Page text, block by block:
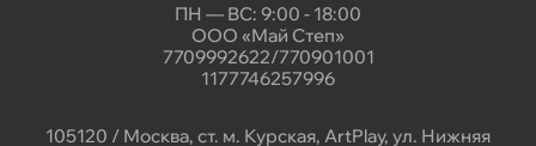
ПН — ВС: 9:00 - 18:00
ООО «Май Степ»
7709992622/770901001
1177746257996
105120 / Москва, ст. м. Курская, ArtPlay, ул. Нижняя